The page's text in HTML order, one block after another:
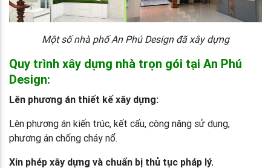
Một số nhà phố An Phú Design đã xây dựng
Quy trình xây dựng nhà trọn gói tại An Phú
Design:
Lên phương án thiết kế xây dựng:
Lên phương án kiến trúc, kết cấu, công năng sử dụng,
phương án chống cháy nổ.
Xin phép xây dựng và chuẩn bị thủ tục pháp lý.